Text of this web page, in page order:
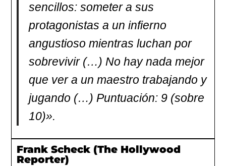
sencillos: someter a sus
protagonistas a un infierno
angustioso mientras luchan por
sobrevivir (…) No hay nada mejor
que ver a un maestro trabajando y
jugando (…) Puntuación: 9 (sobre
10)».
Frank Scheck (The Hollywood
Reporter)